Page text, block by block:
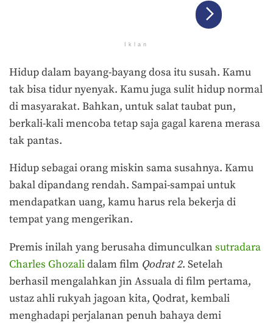
Iklan
Hidup dalam bayang-bayang dosa itu susah. Kamu
tak bisa tidur nyenyak. Kamu juga sulit hidup normal
di masyarakat. Bahkan, untuk salat taubat pun,
berkali-kali mencoba tetap saja gagal karena merasa
tak pantas.
Hidup sebagai orang miskin sama susahnya. Kamu
bakal dipandang rendah. Sampai-sampai untuk
mendapatkan uang, kamu harus rela bekerja di
tempat yang mengerikan.
Premis inilah yang berusaha dimunculkan sutradara
Charles Ghozalidalam film Qodrat 2. Setelah
berhasil mengalahkan jin Assuala di film pertama,
ustaz ahli rukyah jagoan kita, Qodrat, kembali
menghadapi perjalanan penuh bahaya demi